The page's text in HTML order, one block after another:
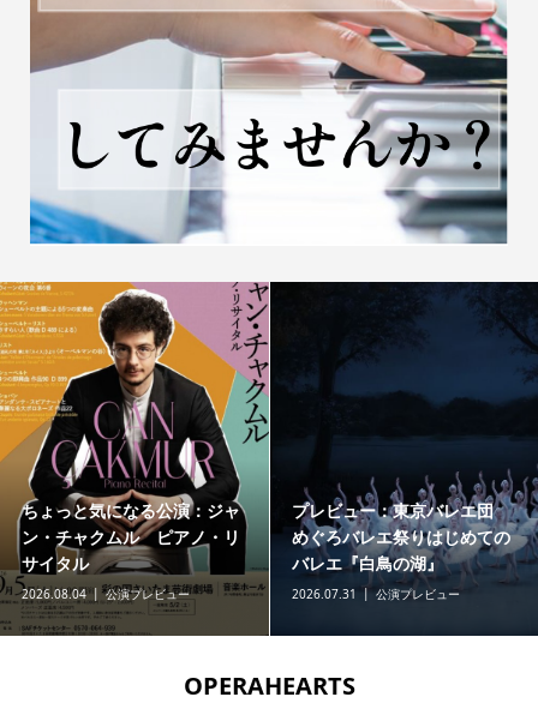
ちょっと気になる公演：ジャ
ン・チャクムル ピアノ・リ
サイタル
2026.08.04 公演プレビュー
プレビュー：東京バレエ団
めぐろバレエ祭りはじめての
バレエ『白鳥の湖』
2026.07.31 公演プレビュー
OPERAHEARTS